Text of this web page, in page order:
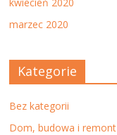
marzec 2020
Kategorie
Bez kategorii
Dom, budowa i remont